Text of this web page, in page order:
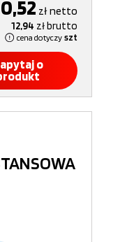
złnetto
12,94 złbrutto
cena dotyczy szt
o